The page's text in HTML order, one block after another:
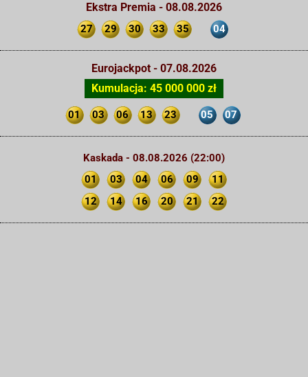
Ekstra Premia - 08.08.2026
27 29 30 33 35 04
Eurojackpot - 07.08.2026
Kumulacja: 45 000 000 zł
01 03 06 13 23 05 07
Kaskada - 08.08.2026 (22:00)
01
03 04 06 09
11
12
14 16 20 21 22